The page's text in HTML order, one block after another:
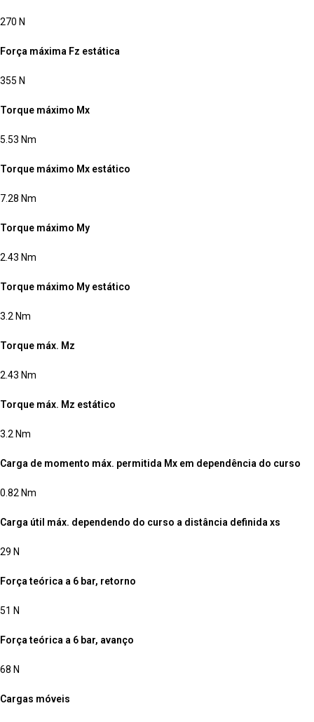
270 N
Força máxima Fz estática
355 N
Torque máximo Mx
5.53 Nm
Torque máximo Mx estático
7.28 Nm
Torque máximo My
2.43 Nm
Torque máximo My estático
3.2 Nm
Torque máx. Mz
2.43 Nm
Torque máx. Mz estático
3.2 Nm
Carga de momento máx. permitida Mx em dependência do curso
0.82 Nm
Carga útil máx. dependendo do curso a distância definida xs
29 N
Força teórica a 6 bar, retorno
51 N
Força teórica a 6 bar, avanço
68 N
Cargas móveis